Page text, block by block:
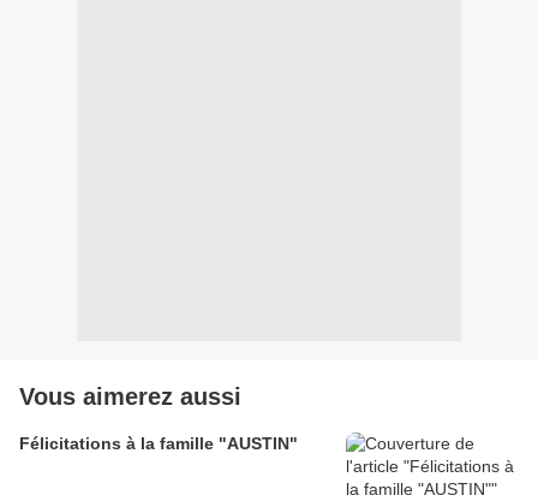
Vous aimerez aussi
Félicitations à la famille "AUSTIN"